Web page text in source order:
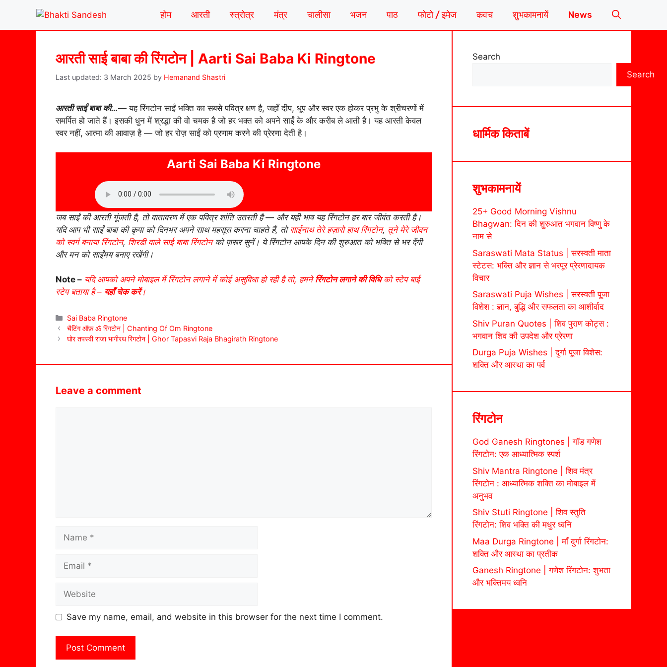
content
होम आरती स्त्रोत्र मंत्र चालीसा भजन पाठ फोटो / इमेज कवच शुभकामनायें News
आरती साई बाबा की रिंगटोन | Aarti Sai Baba Ki Ringtone
3 March 2025 by Hemanand Shastri
आरती साईं बाबा की…— यह रिंगटोन साईं भक्ति का सबसे पवित्र क्षण है, जहाँ दीप, धूप और स्वर एक होकर प्रभु के श्रीचरणों में
समर्पित हो जाते हैं। इसकी धुन में श्रद्धा की वो चमक है जो हर भक्त को अपने साईं के और करीब ले आती है। यह आरती केवल
स्वर नहीं, आत्मा की आवाज़ है — जो हर रोज़ साईं को प्रणाम करने की प्रेरणा देती है।
Aarti Sai Baba Ki Ringtone
जब साईं की आरती गूंजती है, तो वातावरण में एक पवित्र शांति उतरती है — और यही भाव यह रिंगटोन हर बार जीवंत करती है।
यदि आप भी साईं बाबा की कृपा को दिनभर अपने साथ महसूस करना चाहते हैं, तो साईनाथ तेरे हज़ारो हाथ रिंगटोन, तूने मेरे जीवन
को स्वर्ग बनाया रिंगटोन, शिरडी वाले साई बाबा रिंगटोनको ज़रूर सुनें। ये रिंगटोन आपके दिन की शुरुआत को भक्ति से भर देंगी
और मन को साईंमय बनाए रखेंगी।
Note – यदि आपको अपने मोबाइल में रिंगटोन लगाने में कोई असुविधा हो रही है तो, हमनेरिंगटोन लगाने की विधिको स्टेप बाई
स्टेप बताया है – यहाँ चेक करें।
Categories
Sai Baba Ringtone
चैटिंग ऑफ़ ॐ रिंगटोन | Chanting Of Om Ringtone
घोर तपस्वी राजा भागीरथ रिंगटोन | Ghor Tapasvi Raja Bhagirath Ringtone
Leave a comment
Name
Email
Website
Save my name, email, and website in this browser for the next time I comment.
Search
Search
धार्मिक किताबें
शुभकामनायें
25+ Good Morning Vishnu
Bhagwan: दिन की शुरुआत भगवान विष्णु के
नाम से
Saraswati Mata Status | सरस्वती माता
स्टेटस: भक्ति और ज्ञान से भरपूर प्रेरणादायक
विचार
Saraswati Puja Wishes | सरस्वती पूजा
विशेश : ज्ञान, बुद्धि और सफलता का आशीर्वाद
Shiv Puran Quotes | शिव पुराण कोट्स :
भगवान शिव की उपदेश और प्रेरणा
Durga Puja Wishes | दुर्गा पूजा विशेस:
शक्ति और आस्था का पर्व
रिंगटोन
God Ganesh Ringtones | गॉड गणेश
रिंगटोन: एक आध्यात्मिक स्पर्श
Shiv Mantra Ringtone | शिव मंत्र
रिंगटोन : आध्यात्मिक शक्ति का मोबाइल में
अनुभव
Shiv Stuti Ringtone | शिव स्तुति
रिंगटोन: शिव भक्ति की मधुर ध्वनि
Maa Durga Ringtone | माँ दुर्गा रिंगटोन:
शक्ति और आस्था का प्रतीक
Ganesh Ringtone | गणेश रिंगटोन: शुभता
और भक्तिमय ध्वनि